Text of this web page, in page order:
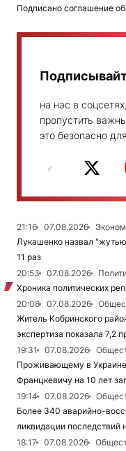
Подписано соглашение
на нас в
пропустить
это безопасно
21:16 07.08.2026
Лукашенко назвал
11 раз
20:53
07.08.2026
Хроника политических
20:08
07.08.2026
Житель Кобринского
экспертиза показала 7,2
19:31
07.08.2026
Проживающему в
Францкевичу на 10 лет
19:14
07.08.2026
Более 340 аварийно-
ликвидации
18:17
07.08.2026